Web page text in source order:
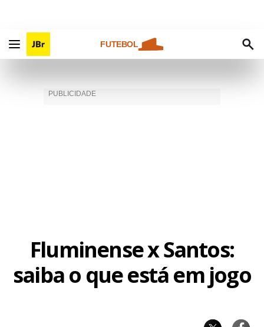
FUTEBOL
Fluminense x Santos:
saiba o que está em jogo